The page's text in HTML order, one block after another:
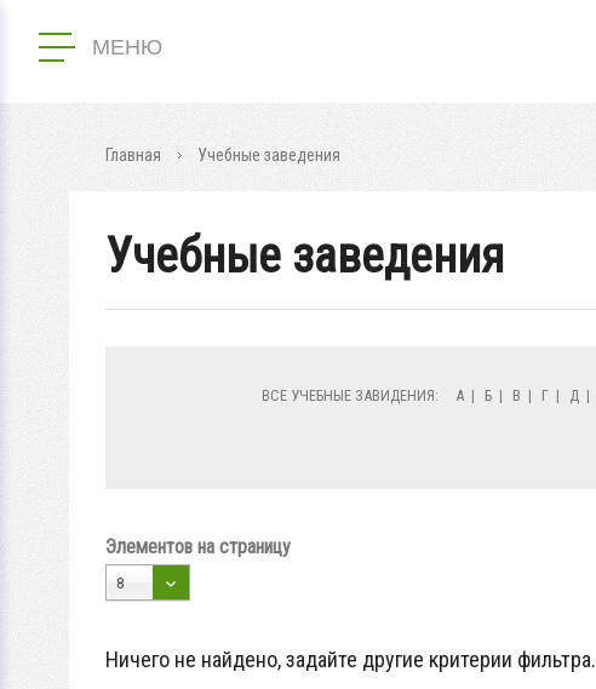
МЕНЮ
Главная Учебные заведения
Учебные заведения
ВСЕ УЧЕБНЫЕ ЗАВИДЕНИЯ: А | Б | В | Г | Д |
Элементов на страницу
8
Ничего не найдено, задайте другие критерии фильтра.